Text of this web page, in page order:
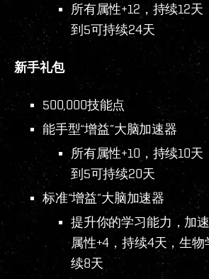
所有属性+12，持续12
到5可持续24天
新手礼包
500,000技能点
能手型“增益”大脑加速器
所有属性+10，持续10
到5可持续20天
标准“增益”大脑加速器
提升你的学习能力，加
属性+4，持续4天，生
续8天